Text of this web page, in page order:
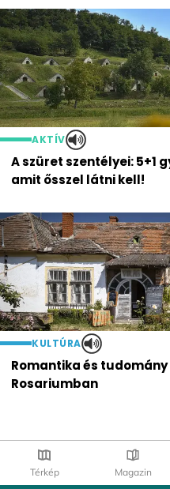
AKTÍV
A szüret szentélyei: 5+1
amit ősszel látni kell!
KULTÚRA
Romantika és
Rosariumban
Térkép Magazin